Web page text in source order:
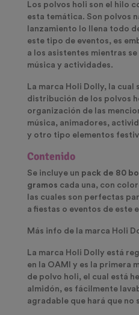
Los polvos holi son el hilo
esta temática. Son polvos
lanzamiento lo llena todo
este tipo de eventos, es
a los asistentes mientras
música y actividades.
La marca Holi Dolly, la cual
distribución de los polvos
organización de las
música, animadores,
y otro tipo elementos
Contenido
Se incluye un pack de 80
gramos cada una, con
las cuales son perfectas
a fiestas o eventos de este
Más info de la marca Holi
La marca Holi Dolly está
en la OAMI y es la primera
de polvo holi, el cual está
almidón, es fácilmente
agradable que hará que no